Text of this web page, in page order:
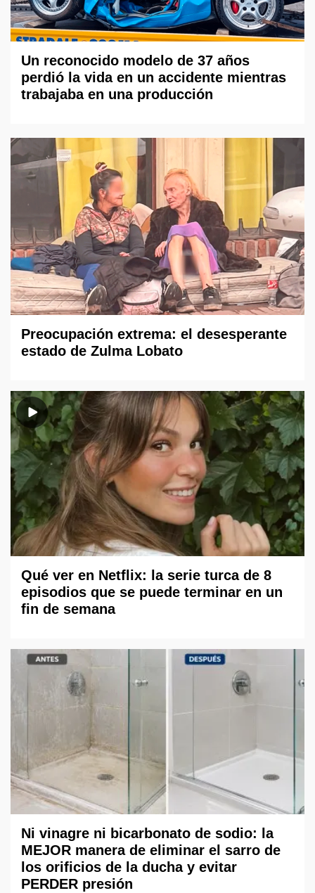
Un reconocido modelo de 37 años
perdió la vida en un accidente mientras
trabajaba en una producción
Preocupación extrema: el desesperante
estado de Zulma Lobato
Qué ver en Netflix: la serie turca de 8
episodios que se puede terminar en un
fin de semana
Ni vinagre ni bicarbonato de sodio: la
MEJOR manera de eliminar el sarro de
los orificios de la ducha y evitar
PERDER presión